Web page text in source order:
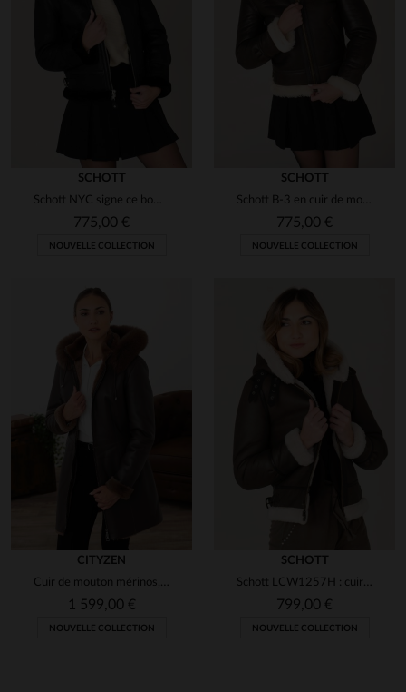
SCHOTT
Schott NYC signe ce bombardier B-3 en mouton retourné, chaud et stylé.
775,00 €
NOUVELLE COLLECTION
SCHOTT
Schott B-3 en cuir de mouton marron foncé, version féminine chaude.
775,00 €
NOUVELLE COLLECTION
CITYZEN
Cuir de mouton mérinos, finition soyeuse : veste 3/4 chaude et chic.
1 599,00 €
NOUVELLE COLLECTION
SCHOTT
Schott LCW1257H : cuir de mouton marron, aviateur et fourré.
799,00 €
NOUVELLE COLLECTION